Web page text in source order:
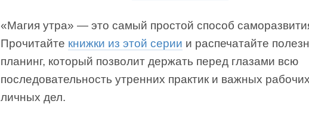
«Магия утра» — это самый простой способ
Прочитайте книжки из этой серии и распечатайте
планинг, который позволит держать перед глазами всю
последовательность утренних практик и важных
личных дел.